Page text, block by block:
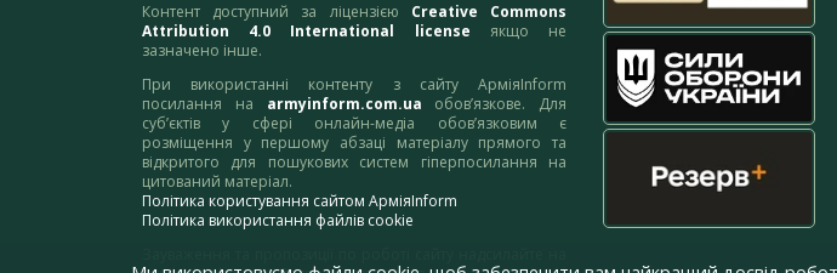
Контент доступний за ліцензією Creative Commons
Attribution 4.0 International license якщо не
зазначено інше.
При використанні контенту з сайту АрміяInform
посилання на armyinform.com.ua обов’язкове. Для
суб’єктів у сфері онлайн-медіа обов’язковим є
розміщення у першому абзаці матеріалу прямого та
відкритого для пошукових систем гіперпосилання на
цитований матеріал.
Політика користування сайтом АрміяInform
Політика використання файлів cookie